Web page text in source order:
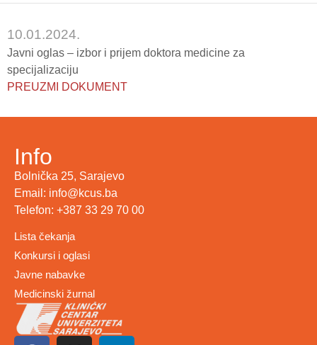
10.01.2024.
Javni oglas – izbor i prijem doktora medicine za
specijalizaciju
PREUZMI DOKUMENT
Info
Bolnička 25, Sarajevo
Email: info@kcus.ba
Telefon: +387 33 29 70 00
Lista čekanja
Konkursi i oglasi
Javne nabavke
Medicinski žurnal